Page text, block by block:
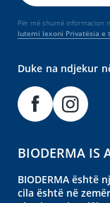
Për më shumë informacion
lutemi lexoni Privatësia e
Duke na ndjekur
BIODERMA IS
BIODERMA është
cila është në